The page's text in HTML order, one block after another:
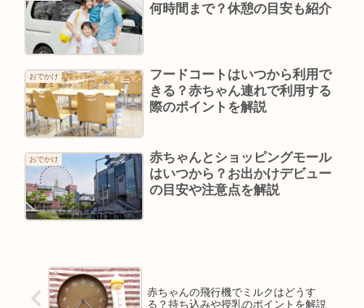
何時間まで？休憩の目安も紹介
おでかけ
フードコートはいつから利用で
きる？赤ちゃん連れで利用する
際のポイントを解説
おでかけ
赤ちゃんとショッピングモール
はいつから？お出かけデビュー
の目安や注意点を解説
赤ちゃんの飛行機でミルクはどうす
る？持ち込みや授乳のポイントを解説